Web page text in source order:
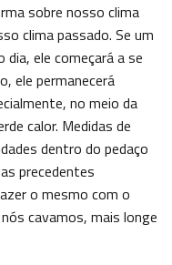
sobre nosso clima
clima passado. Se um
dia, ele começará a se
ele permanecerá
no meio da
calor. Medidas de
dentro do pedaço
precedentes
o mesmo com o
cavamos, mais longe